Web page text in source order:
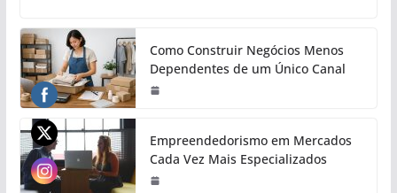
Como Construir Negócios Menos
Dependentes de um Único Canal
Empreendedorismo em Mercados
Cada Vez Mais Especializados